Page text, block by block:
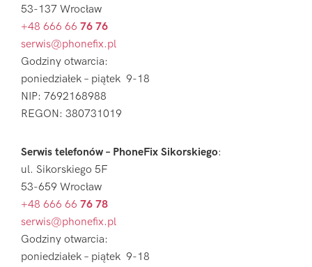
53-137 Wrocław
+48 666 66 76 76
serwis@phonefix.pl
Godziny otwarcia:
poniedziałek – piątek 9-18
NIP: 7692168988
REGON: 380731019
Serwis telefonów – PhoneFix Sikorskiego:
ul. Sikorskiego 5F
53-659 Wrocław
+48 666 66 76 78
serwis@phonefix.pl
Godziny otwarcia:
poniedziałek – piątek 9-18